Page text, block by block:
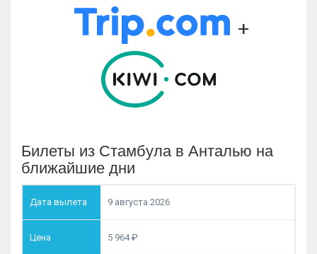
+
Билеты из Стамбула в Анталью на
ближайшие дни
9 августа 2026
5 964